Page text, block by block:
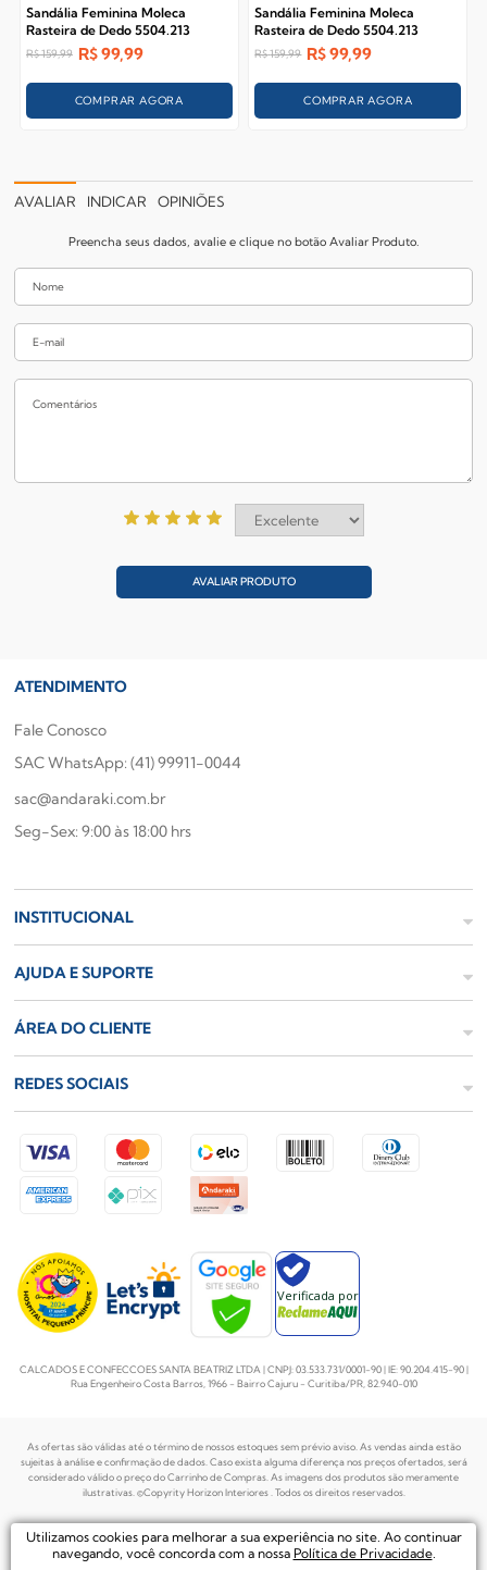
Sandália Feminina Moleca
Rasteira de Dedo 5504.213
R$159,99 R$99,99
COMPRAR AGORA
Sandália Feminina Moleca
Rasteira de Dedo 5504.213
R$159,99 R$99,99
COMPRAR AGORA
AVALIAR INDICAR OPINIÕES
Preencha seus dados, avalie e clique no botão Avaliar Produto.
AVALIAR PRODUTO
ATENDIMENTO
Fale Conosco
SAC WhatsApp: (41) 99911-0044
sac@andaraki.com.br
Seg-Sex: 9:00 às 18:00 hrs
INSTITUCIONAL
AJUDA E SUPORTE
ÁREA DO CLIENTE
REDES SOCIAIS
Verificada por
CALCADOS E CONFECCOES SANTA BEATRIZ LTDA | CNPJ: 03.533.731/0001-90 | IE: 90.204.415-90 |
Rua Engenheiro Costa Barros, 1966 - Bairro Cajuru - Curitiba/PR, 82.940-010
As ofertas são válidas até o término de nossos estoques sem prévio aviso. As vendas ainda estão
sujeitas à análise e confirmação de dados. Caso exista alguma diferença nos preçosofertados, será
considerado válido o preço do Carrinho de Compras. As imagens dos produtos são meramente
ilustrativas. ©Copyrity Horizon Interiores . Todos os direitos reservados.
Desenvolvido por Plataforma de
Ecommerce by
Utilizamos cookies para melhorar a sua experiência no site. Ao continuar
navegando, você concorda com a nossa Política de Privacidade.